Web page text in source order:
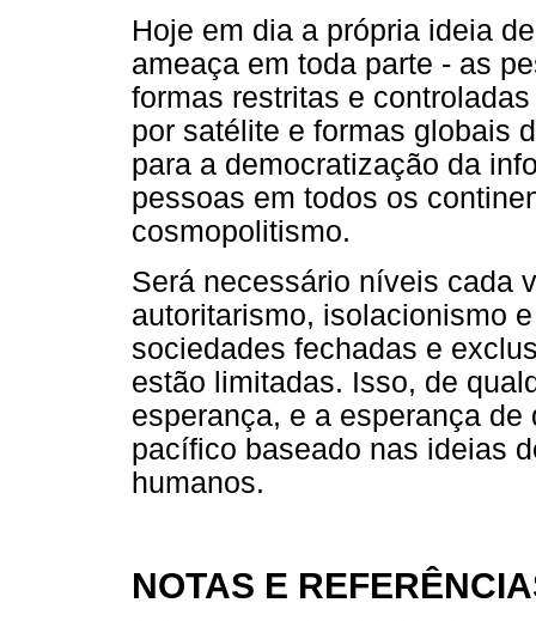
Hoje em dia a própria ideia
ameaça em toda parte - as
formas restritas e
por satélite e formas globais
para a democratização da
pessoas em todos os
cosmopolitismo.
Será necessário níveis cada
autoritarismo, isolacionismo
sociedades fechadas e
estão limitadas. Isso, de
esperança, e a esperança
pacífico baseado nas ideias
humanos.
NOTAS E